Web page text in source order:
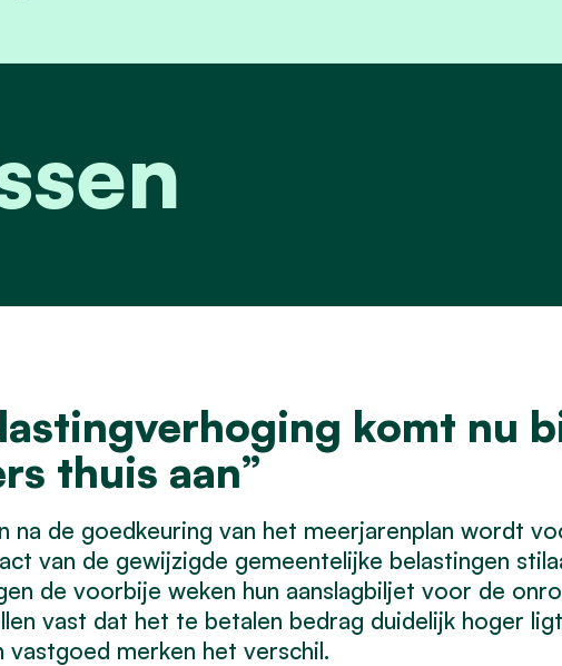
komt nu
thuis aan”
na de goedkeuring van het meerjarenplan wordt
van de gewijzigde gemeentelijke belastingen
de voorbije weken hun aanslagbiljet voor de
vast dat het te betalen bedrag duidelijk hoger
vastgoed merken het verschil.